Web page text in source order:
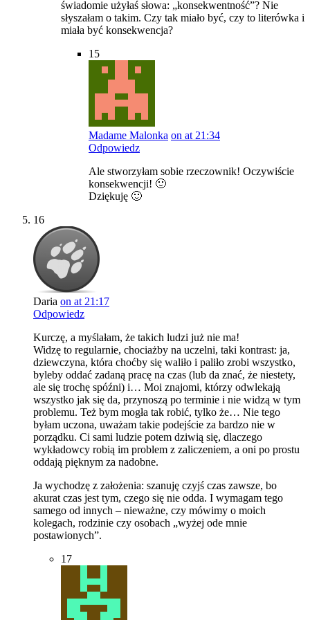
świadomie użyłaś słowa: „konsekwentność”? Nie
słyszałam o takim. Czy tak miało być, czy to literówka i
miała być konsekwencja?
15
Madame Malonka on at 21:34
Odpowiedz
Ale stworzyłam sobie rzeczownik! Oczywiście
konsekwencji! 🙂
Dziękuję 🙂
16
Daria on at 21:17
Odpowiedz
Kurczę, a myślałam, że takich ludzi już nie ma!
Widzę to regularnie, chociażby na uczelni, taki kontrast: ja,
dziewczyna, która choćby się waliło i paliło zrobi wszystko,
byleby oddać zadaną pracę na czas (lub da znać, że niestety,
ale się trochę spóźni) i… Moi znajomi, którzy odwlekają
wszystko jak się da, przynoszą po terminie i nie widzą w tym
problemu. Też bym mogła tak robić, tylko że… Nie tego
byłam uczona, uważam takie podejście za bardzo nie w
porządku. Ci sami ludzie potem dziwią się, dlaczego
wykładowcy robią im problem z zaliczeniem, a oni po prostu
oddają pięknym za nadobne.
Ja wychodzę z założenia: szanuję czyjś czas zawsze, bo
akurat czas jest tym, czego się nie odda. I wymagam tego
samego od innych – nieważne, czy mówimy o moich
kolegach, rodzinie czy osobach „wyżej ode mnie
postawionych”.
17